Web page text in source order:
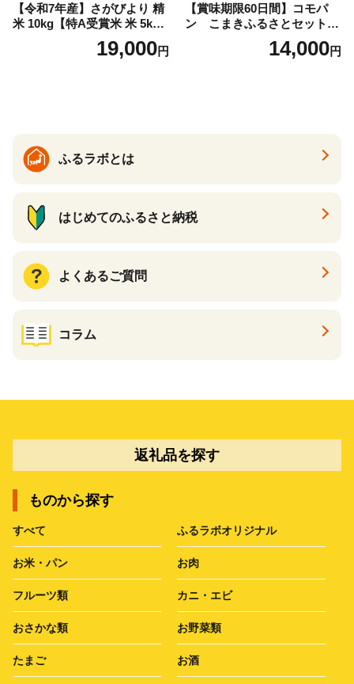
【令和7年産】さがびより 精
米 10kg【特A受賞米 米 5kg×
2袋 お米 コメ こめ 国産 美味
しい ブランド米 人気 ランキ
19,000円
【賞味期限60日間】コモパ
ン こまきふるさとセット
（24個入り）／災害用備蓄
保存食 非常食 防災グッズに
14,000円
ふるラボとは
はじめてのふるさと納税
よくあるご質問
コラム
返礼品を探す
ものから探す
すべて ふるラボオリジナル
お米・パン お肉
フルーツ類 カニ・エビ
おさかな類 お野菜類
たまご お酒